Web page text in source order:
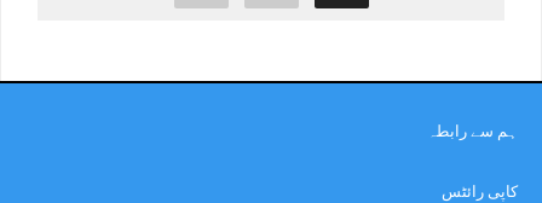
ہم سے رابطہ
کاپی رائٹس